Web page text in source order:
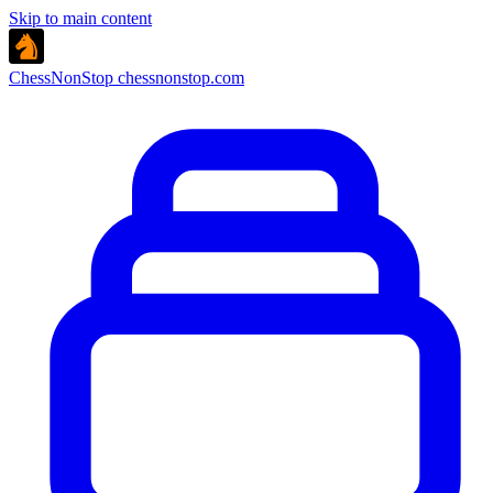
Skip to main content
ChessNonStop chessnonstop.com